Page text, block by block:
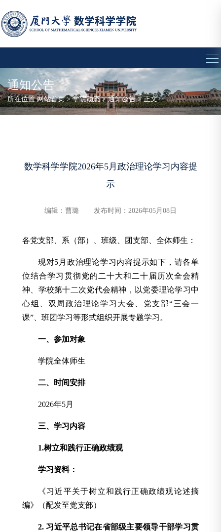
通知公告
所在位置网站首页>学院动态>通知公告> 正文
数学科学学院2026年5月政治理论学习内容提
示
编辑：曹璐 发布时间：2026年05月08日
各党支部、系（部）、班级、团支部、全体师生：
现对5月政治理论学习内容提示如下，请各单
位结合学习贯彻党的二十大和二十届历次全会精
神、学校第十二次党代会精神，以党委理论学习中
心组、双周政治理论学习大会、党支部“三会一
课”、班团学习等形式组织开展专题学习。
一、参加对象
学院全体师生
二、时间安排
2026年5月
三、学习内容
1.树立和践行正确政绩观
学习资料：
《习近平关于树立和践行正确政绩观论述摘
编》（配发至党支部）
2. 习近平总书记在省部级主要领导干部学习贯